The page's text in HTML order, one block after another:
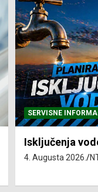
SERVISNE
Isključenja
4. Augusta 2026.